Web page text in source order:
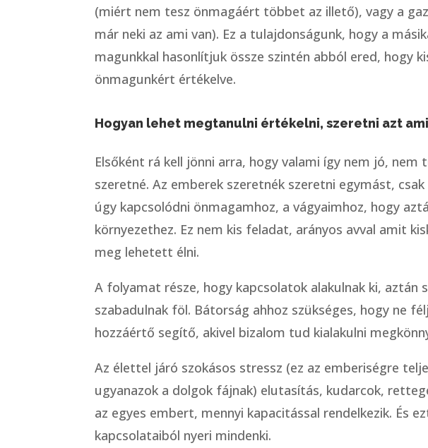
(miért nem tesz önmagáért többet az illető), vagy a
már neki az ami van). Ez a tulajdonságunk, hogy a
magunkkal hasonlítjuk össze szintén abból ered, hogy
önmagunkért értékelve.
Hogyan lehet megtanulni értékelni, szeretni azt ami
Elsőként rá kell jönni arra, hogy valami így nem jó,
szeretné. Az emberek szeretnék szeretni egymást,
úgy kapcsolódni önmagamhoz, a vágyaimhoz, hogy
környezethez. Ez nem kis feladat, arányos avval amit
meg lehetett élni.
A folyamat része, hogy kapcsolatok alakulnak ki, aztán
szabadulnak föl. Bátorság ahhoz szükséges, hogy ne
hozzáértő segítő, akivel bizalom tud kialakulni
Az élettel járó szokásos stressz (ez az emberiségre
ugyanazok a dolgok fájnak) elutasítás, kudarcok,
az egyes embert, mennyi kapacitással rendelkezik. És
kapcsolataiból nyeri mindenki.